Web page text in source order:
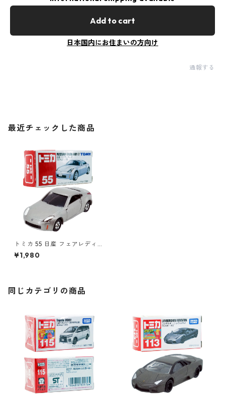
Add to cart
日本国内にお住まいの方向け
通報する
最近チェックした商品
トミカ 55 日産 フェアレディ Z
#10551676
¥1,980
同じカテゴリの商品